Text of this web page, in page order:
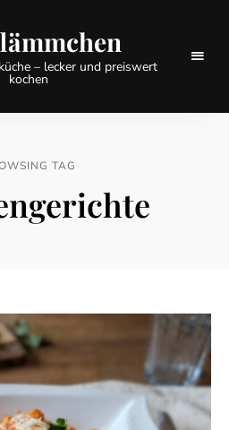
– lecker und preiswert
kochen
TAG